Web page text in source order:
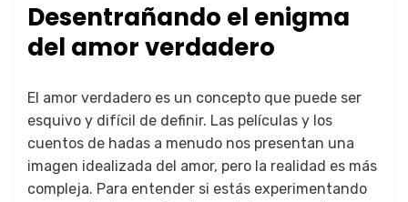
Desentrañando el enigma
del amor verdadero
El amor verdadero es un concepto que puede ser
esquivo y difícil de definir. Las películas y los
cuentos de hadas a menudo nos presentan una
imagen idealizada del amor, pero la realidad es más
compleja. Para entender si estás experimentando